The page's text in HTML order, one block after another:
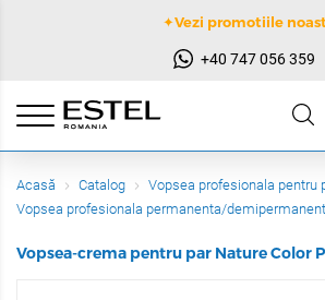
✦Vezi promotiile
+40 747 056 359
Acasă Catalog
Vopsea profesionala pentru
Vopsea profesionala permanenta/
Vopsea-crema pentru par Nature Color